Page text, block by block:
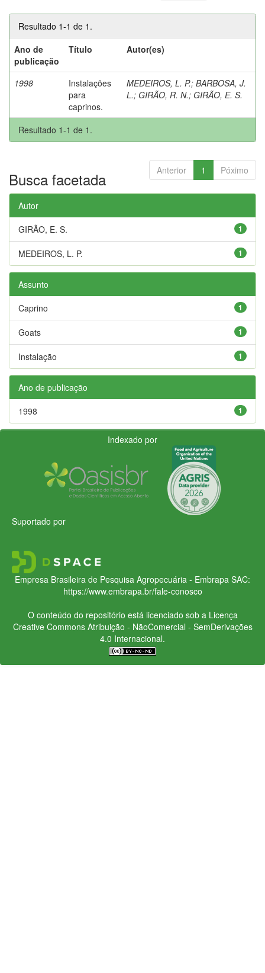
Resultado 1-1 de 1.
Ano de
publicação
Título Autor(es)
1998
Instalações
para
caprinos.
MEDEIROS, L. P.; BARBOSA, J.
L.; GIRÃO, R. N.; GIRÃO, E. S.
Resultado 1-1 de 1.
Anterior 1 Póximo
Busca facetada
Autor
1
GIRÃO, E. S.
1
MEDEIROS, L. P.
Assunto
1
Caprino
1
Goats
1
Instalação
Ano de publicação
1
1998
Indexado por
Suportado por
Empresa Brasileira de Pesquisa Agropecuária - Embrapa SAC:
https://www.embrapa.br/fale-conosco
O conteúdo do repositório está licenciado sob a Licença
Creative CommonsAtribuição - NãoComercial - SemDerivações
4.0 Internacional.